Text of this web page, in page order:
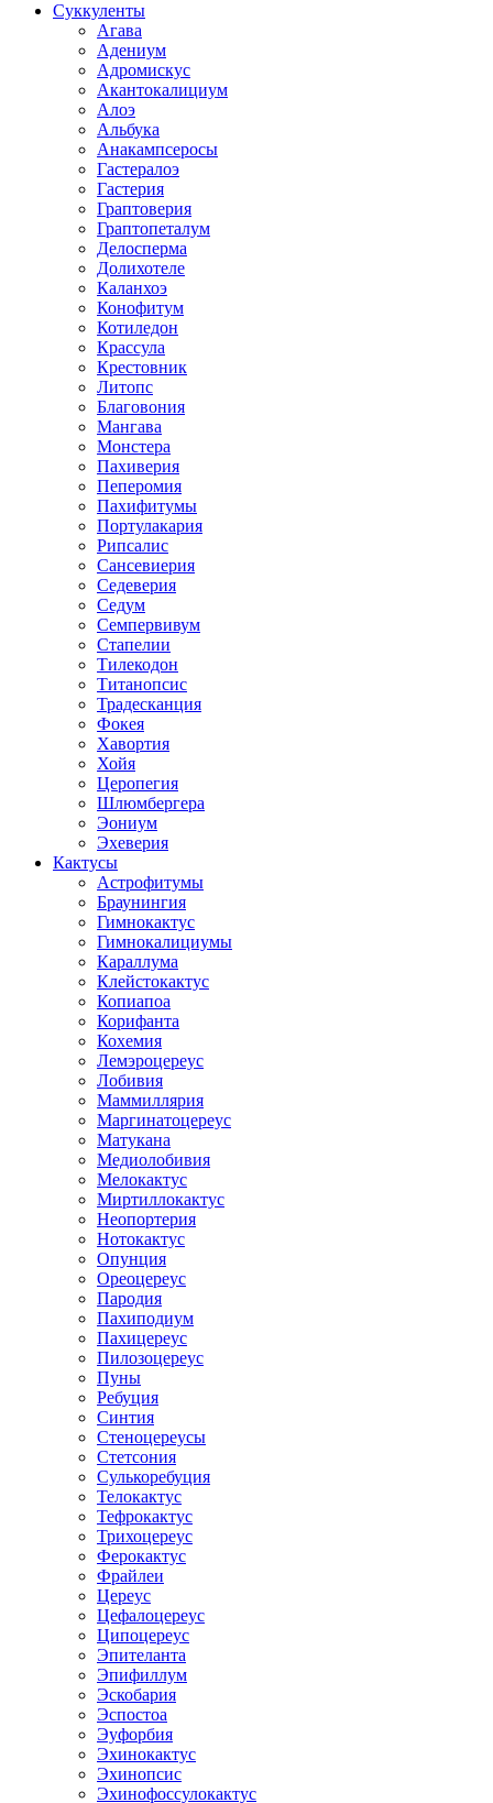
Суккуленты
Агава
Адениум
Адромискус
Акантокалициум
Алоэ
Альбука
Анакампсеросы
Гастералоэ
Гастерия
Граптоверия
Граптопеталум
Делосперма
Долихотеле
Каланхоэ
Конофитум
Котиледон
Крассула
Крестовник
Литопс
Благовония
Мангава
Монстера
Пахиверия
Пеперомия
Пахифитумы
Портулакария
Рипсалис
Сансевиерия
Седеверия
Седум
Семпервивум
Стапелии
Тилекодон
Титанопсис
Традесканция
Фокея
Хавортия
Хойя
Церопегия
Шлюмбергера
Эониум
Эхеверия
Кактусы
Астрофитумы
Браунингия
Гимнокактус
Гимнокалициумы
Караллума
Клейстокактус
Копиапоа
Корифанта
Кохемия
Лемэроцереус
Лобивия
Маммиллярия
Маргинатоцереус
Матукана
Медиолобивия
Мелокактус
Миртиллокактус
Неопортерия
Нотокактус
Опунция
Ореоцереус
Пародия
Пахиподиум
Пахицереус
Пилозоцереус
Пуны
Ребуция
Синтия
Стеноцереусы
Стетсония
Сулькоребуция
Телокактус
Тефрокактус
Трихоцереус
Ферокактус
Фрайлеи
Цереус
Цефалоцереус
Ципоцереус
Эпителанта
Эпифиллум
Эскобария
Эспостоа
Эуфорбия
Эхинокактус
Эхинопсис
Эхинофоссулокактус